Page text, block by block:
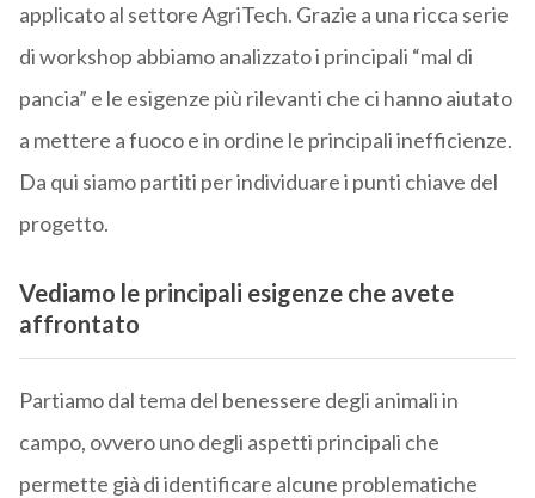
applicato al settore AgriTech. Grazie a una ricca serie
di workshop abbiamo analizzato i principali “mal di
pancia” e le esigenze più rilevanti che ci hanno aiutato
a mettere a fuoco e in ordine le principali inefficienze.
Da qui siamo partiti per individuare i punti chiave del
progetto.
Vediamo le principali esigenze che avete
affrontato
Partiamo dal tema del benessere degli animali in
campo, ovvero uno degli aspetti principali che
permette già di identificare alcune problematiche